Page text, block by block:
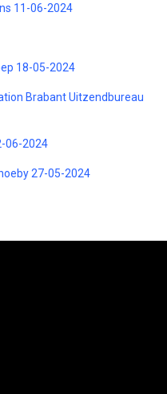
11-06-2024
18-05-2024
Brabant Uitzendbureau
06-2024
27-05-2024